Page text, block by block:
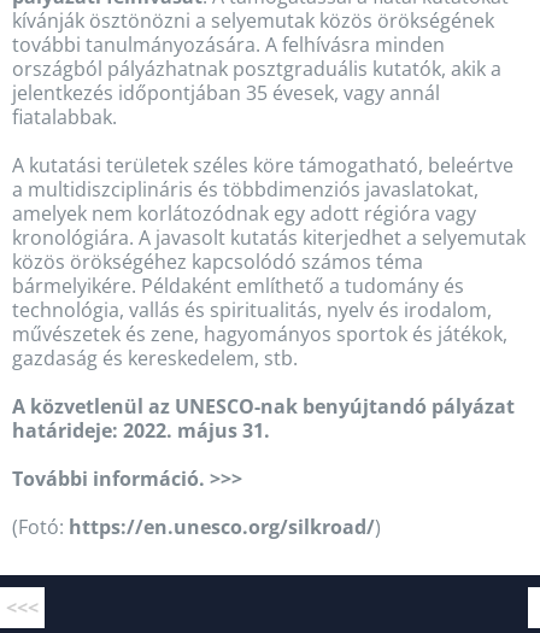
kívánják ösztönözni a selyemutak közös örökségének
további tanulmányozására. A felhívásra minden
országból pályázhatnak posztgraduális kutatók, akik a
jelentkezés időpontjában 35 évesek, vagy annál
fiatalabbak.
A kutatási területek széles köre támogatható, beleértve
a multidiszciplináris és többdimenziós javaslatokat,
amelyek nem korlátozódnak egy adott régióra vagy
kronológiára. A javasolt kutatás kiterjedhet a selyemutak
közös örökségéhez kapcsolódó számos téma
bármelyikére. Példaként említhető a tudomány és
technológia, vallás és spiritualitás, nyelv és irodalom,
művészetek és zene, hagyományos sportok és játékok,
gazdaság és kereskedelem, stb.
A közvetlenül az UNESCO-nak benyújtandó pályázat
határideje: 2022. május 31.
További információ. >>>
(Fotó: https://en.unesco.org/silkroad/)
<<<